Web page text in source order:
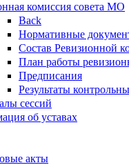
комиссия совета МО
Back
Нормативные
Состав Ревизионной
План работы
Предписания
Результаты
сессий
об уставах
акты